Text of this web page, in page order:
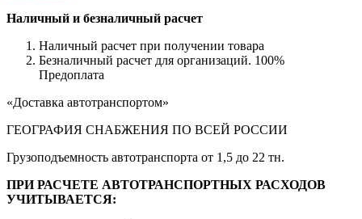
Наличный и безналичный расчет
Наличный расчет при получении товара
Безналичный расчет для организаций. 100%
Предоплата
«Доставка автотранспортом»
ГЕОГРАФИЯ СНАБЖЕНИЯ ПО ВСЕЙ РОССИИ
Грузоподъемность автотранспорта от 1,5 до 22 тн.
ПРИ РАСЧЕТЕ АВТОТРАНСПОРТНЫХ РАСХОДОВ
УЧИТЫВАЕТСЯ: